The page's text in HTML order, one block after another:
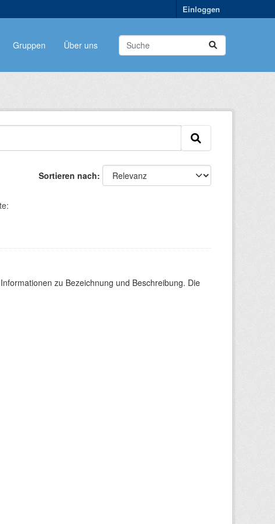
Einloggen
Gruppen Über uns
Sortieren nach
zu Bezeichnung und Beschreibung. Die